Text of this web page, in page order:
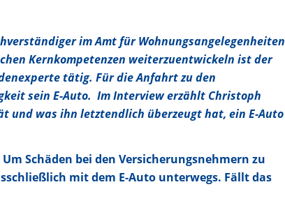
im Amt für Wohnungsangelegenheiten
Kernkompetenzen weiterzuentwickeln ist der
tätig. Für die Anfahrt zu den
sein E-Auto. Im Interview erzählt Christoph
und was ihn letztendlich überzeugt hat, ein E-Auto
Schäden bei den Versicherungsnehmern zu
mit dem E-Auto unterwegs. Fällt das